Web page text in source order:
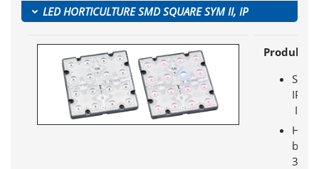
LED HORTICULTURE SMD SQUARE SYM II, IP
IP67
IK08
bis
3,6